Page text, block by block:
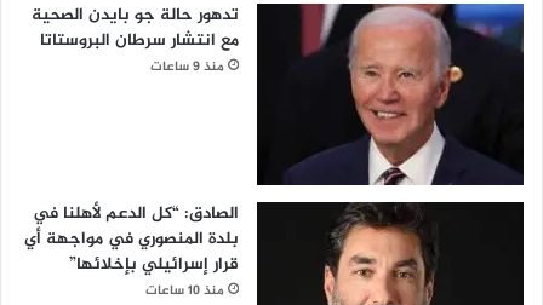
تدهور حالة جو بايدن الصحية
مع انتشار سرطان البروستاتا
منذ 9 ساعات
الصادق: “كل الدعم لأهلنا في
بلدة المنصوري في مواجهة أي
قرار إسرائيلي بإخلائها”
منذ 10 ساعات